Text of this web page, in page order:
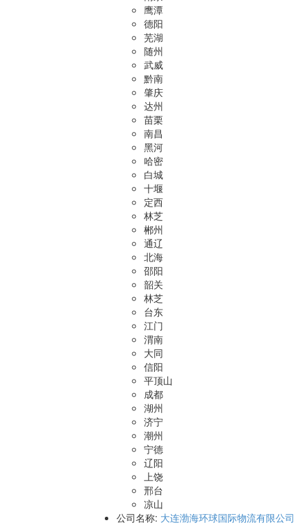
鹰潭
德阳
芜湖
随州
武威
黔南
肇庆
达州
苗栗
南昌
黑河
哈密
白城
十堰
定西
林芝
郴州
通辽
北海
邵阳
韶关
林芝
台东
江门
渭南
大同
信阳
平顶山
成都
湖州
济宁
潮州
宁德
辽阳
上饶
邢台
凉山
公司名称: 大连渤海环球国际物流有限公司